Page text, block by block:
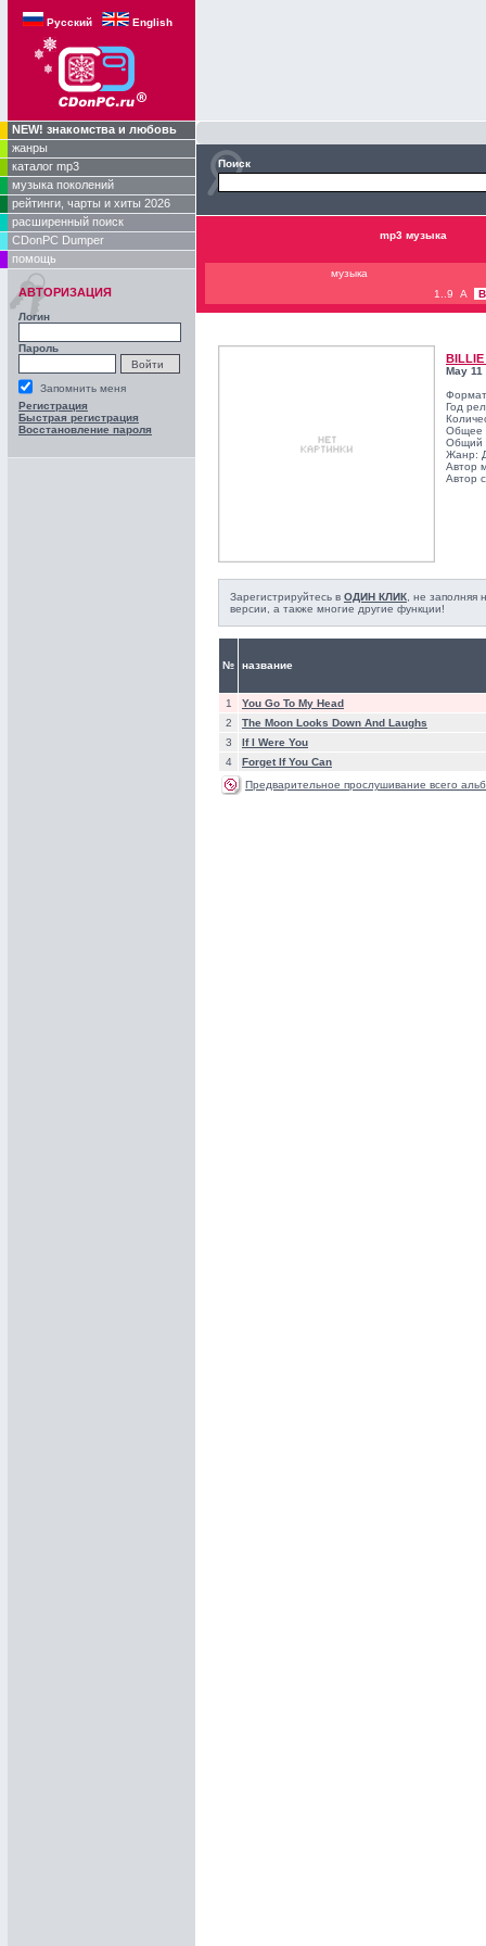
Русский English
NEW! знакомства и любовь
жанры
каталог mp3
музыка поколений
рейтинги, чарты и хиты 2026
расширенный поиск
CDonPC Dumper
помощь
АВТОРИЗАЦИЯ
Логин
Пароль
Запомнить меня
Регистрация
Быстрая регистрация
Восстановление пароля
Поиск
mp3 музыка
музыка
1..9
A B
BILLIE
May 11
Год
Общее
Общий
Жанр:
Автор
Автор
Зарегистрируйтесь в ОДИН КЛИК , не
версии, а также многие другие функции!
№ название
1
You Go To My Head
2
The Moon Looks Down And Laughs
3
If I Were You
4
Forget If You Can
Предварительное прослушивание всего